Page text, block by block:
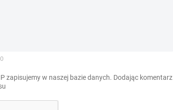
zapisujemy w naszej bazie danych. Dodając komentarz